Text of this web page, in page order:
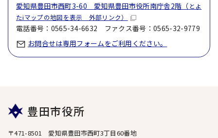
愛知県豊田市西町3-60 愛知県豊田市役所南庁舎2階（ とよ
たiマップの地図を表示 外部リンク）
電話番号：0565-34-6632 ファクス番号：0565-32-9779
お問合せは専用フォームをご利用ください。
豊田市役所
〒471-8501 愛知県豊田市西町3丁目60番地